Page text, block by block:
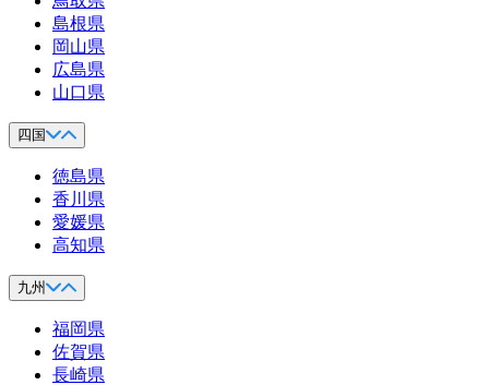
島根県
岡山県
広島県
山口県
四国
徳島県
香川県
愛媛県
高知県
九州
福岡県
佐賀県
長崎県